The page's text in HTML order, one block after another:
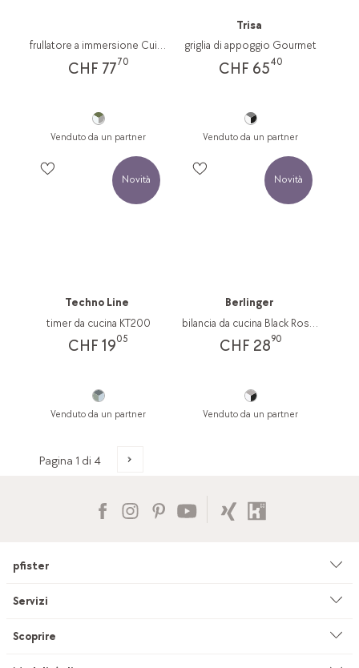
frullatore a immersione Cuisinart
CHF 7770
Venduto da un partner
Trisa
griglia di appoggio Gourmet
CHF 6540
Venduto da un partner
Novità
Techno Line
timer da cucina KT200
CHF 1905
Venduto da un partner
Novità
Berlinger
bilancia da cucina Black Rose Collection
CHF 2890
Venduto da un partner
pfister
Azienda
Ambiente & sostenibilità
Servizi
Consulenza
Servizi su misura
Scoprire